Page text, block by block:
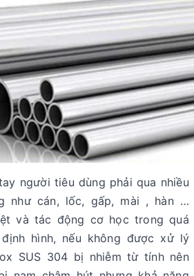
người tiêu dùng phải qua nhiều
như cán, lốc, gấp, mài , hàn …
và tác động cơ học trong quá
hình, nếu không được xử lý
SUS 304 bị nhiễm từ tính nên